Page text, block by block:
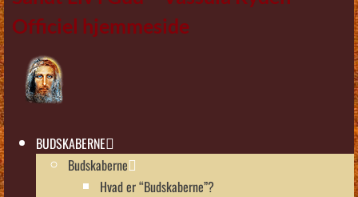
Officiel hjemmeside
BUDSKABERNE
Budskaberne
Hvad er “Budskaberne”?